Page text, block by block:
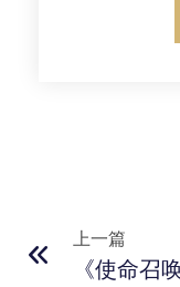
上一篇